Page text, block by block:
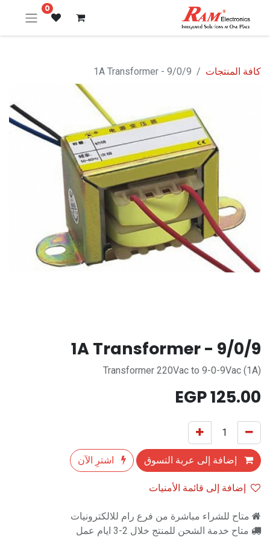
0
كافة المنتجات 9/0/9 - 1A Transformer
9/0/9 - 1A Transformer
Transformer 220Vac to 9-0-9Vac (1A)
125.00
إضافة إلى عربة التسوق
اشترِ الآن
إضافة إلى قائمة الأمنيات
متاح للشراء مباشرة من فرع رام للالكترونيات
متاح خدمة الشحن للمنتج خلال 2-3 ايام عمل